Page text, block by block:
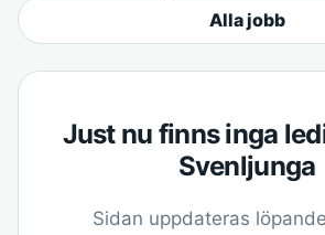
Alla jobb
Just nu finns inga
Svenljunga
Sidan uppdateras